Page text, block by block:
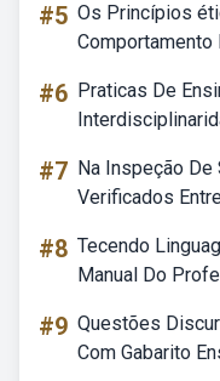
#5 Os Princípios
Comportamento
#6 Praticas De
#7 Na Inspeção De
Verificados
#8 Tecendo
Manual Do
#9 Questões
Com Gabarito